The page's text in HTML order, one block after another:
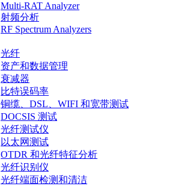
Multi-RAT Analyzer
射频分析
RF Spectrum Analyzers
光纤
资产和数据管理
衰减器
比特误码率
铜缆、DSL、WIFI 和宽带测试
DOCSIS 测试
光纤测试仪
以太网测试
OTDR 和光纤特征分析
光纤识别仪
光纤端面检测和清洁